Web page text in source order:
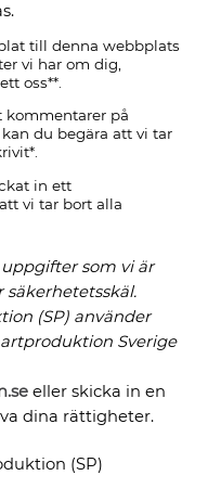
till denna webbplats
vi har om dig,
oss**.
kommentarer på
du begära att vi tar
in ett
vi tar bort alla
som vi är
säkerhetetsskäl.
(SP) använder
Sverige
eller skicka in en
dina rättigheter.
(SP)